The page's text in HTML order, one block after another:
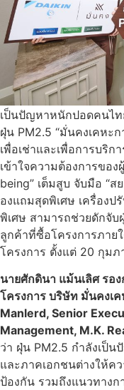
เป็นปัญหาหนักปอดคนไท
ฝุ่น PM2.5 “มั่นคงเคหะ
เพื่อเช่าและเพื่อการบริก
เข้าใจความต้องการขอ
being” เต็มสูบ จับมือ “
องแถมสุดพิเศษ เครื่อง
พิเศษ สามารถช่วยดักจับ
ลูกค้าที่ซื้อโครงการภาย
โครงการ ตั้งแต่ 20 กุม
นายศักดินา แม้นเลิศ รอ
โครงการ บริษัท มั่นคงเ
Manlerd, Senior
Management, M.K.
ว่า ฝุ่น PM2.5 กำลังเป็
และภาคเอกชนต่างให้
ป้องกัน รวมถึงแนวทาง